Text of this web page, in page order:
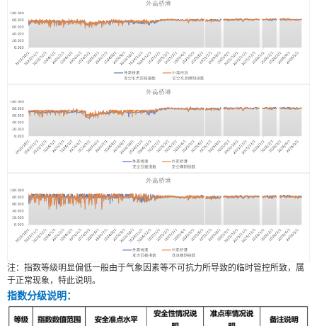
注：指数等级明显偏低一般由于气象因素等不可抗力所导致的临时管控所致，属
于正常现象，特此说明。
指数分级说明：